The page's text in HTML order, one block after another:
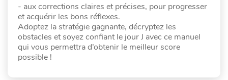
- aux corrections claires et précises, pour progresser
et acquérir les bons réflexes.
Adoptez la stratégie gagnante, décryptez les
obstacles et soyez confiant le jour J avec ce manuel
qui vous permettra d’obtenir le meilleur score
possible !